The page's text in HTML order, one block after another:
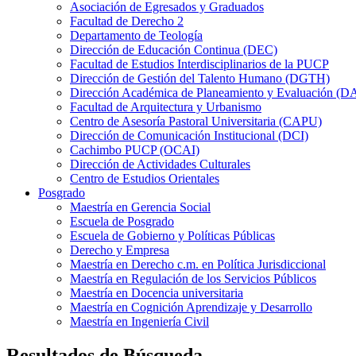
Asociación de Egresados y Graduados
Facultad de Derecho 2
Departamento de Teología
Dirección de Educación Continua (DEC)
Facultad de Estudios Interdisciplinarios de la PUCP
Dirección de Gestión del Talento Humano (DGTH)
Dirección Académica de Planeamiento y Evaluación
Facultad de Arquitectura y Urbanismo
Centro de Asesoría Pastoral Universitaria (CAPU)
Dirección de Comunicación Institucional (DCI)
Cachimbo PUCP (OCAI)
Dirección de Actividades Culturales
Centro de Estudios Orientales
Posgrado
Maestría en Gerencia Social
Escuela de Posgrado
Escuela de Gobierno y Políticas Públicas
Derecho y Empresa
Maestría en Derecho c.m. en Política Jurisdiccional
Maestría en Regulación de los Servicios Públicos
Maestría en Docencia universitaria
Maestría en Cognición Aprendizaje y Desarrollo
Maestría en Ingeniería Civil